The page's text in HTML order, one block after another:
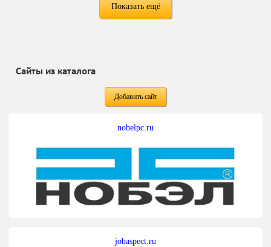
Показать ещё
Сайты из каталога
Добавить сайт
nobelpc.ru
jobaspect.ru